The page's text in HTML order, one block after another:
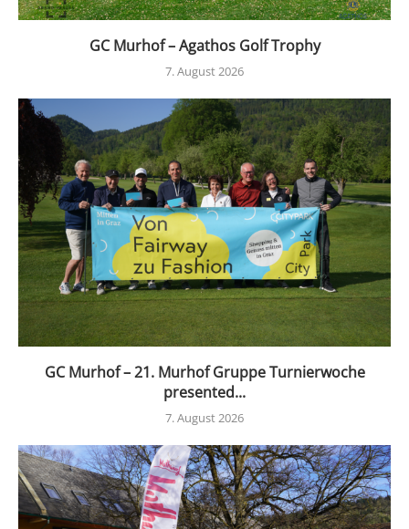
GC Murhof – Agathos Golf Trophy
7. August 2026
GC Murhof – 21. Murhof Gruppe Turnierwoche
presented...
7. August 2026